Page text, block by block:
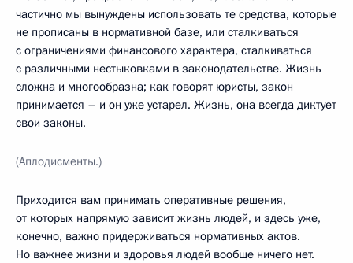
частично мы вынуждены использовать те средства, которые
не прописаны в нормативной базе, или сталкиваться
с ограничениями финансового характера, сталкиваться
с различными нестыковками в законодательстве. Жизнь
сложна и многообразна; как говорят юристы, закон
принимается – и он уже устарел. Жизнь, она всегда диктует
свои законы.
(Аплодисменты.)
Приходится вам принимать оперативные решения,
от которых напрямую зависит жизнь людей, и здесь уже,
конечно, важно придерживаться нормативных актов.
Но важнее жизни и здоровья людей вообще ничего нет.